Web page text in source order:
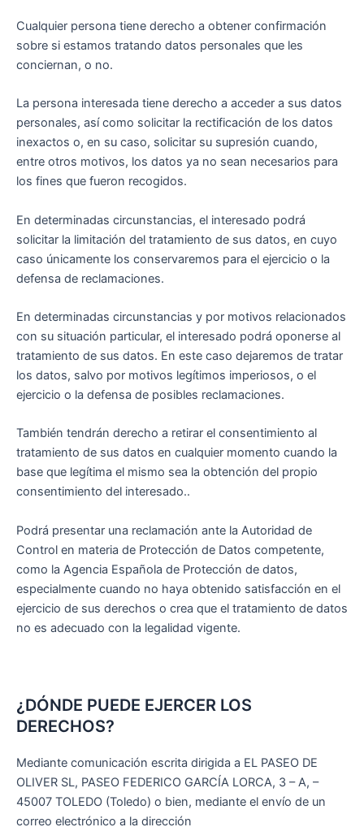
Cualquier persona tiene derecho a obtener confirmación
sobre si estamos tratando datos personales que les
conciernan, o no.
La persona interesada tiene derecho a acceder a sus datos
personales, así como solicitar la rectificación de los datos
inexactos o, en su caso, solicitar su supresión cuando,
entre otros motivos, los datos ya no sean necesarios para
los fines que fueron recogidos.
En determinadas circunstancias, el interesado podrá
solicitar la limitación del tratamiento de sus datos, en cuyo
caso únicamente los conservaremos para el ejercicio o la
defensa de reclamaciones.
En determinadas circunstancias y por motivos relacionados
con su situación particular, el interesado podrá oponerse al
tratamiento de sus datos. En este caso dejaremos de tratar
los datos, salvo por motivos legítimos imperiosos, o el
ejercicio o la defensa de posibles reclamaciones.
También tendrán derecho a retirar el consentimiento al
tratamiento de sus datos en cualquier momento cuando la
base que legítima el mismo sea la obtención del propio
consentimiento del interesado..
Podrá presentar una reclamación ante la Autoridad de
Control en materia de Protección de Datos competente,
como la Agencia Española de Protección de datos,
especialmente cuando no haya obtenido satisfacción en el
ejercicio de sus derechos o crea que el tratamiento de datos
no es adecuado con la legalidad vigente.
¿DÓNDE PUEDE EJERCER LOS
DERECHOS?
Mediante comunicación escrita dirigida a EL PASEO DE
OLIVER SL, PASEO FEDERICO GARCÍA LORCA, 3 – A, –
45007 TOLEDO (Toledo) o bien, mediante el envío de un
correo electrónico a la dirección